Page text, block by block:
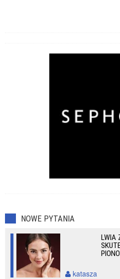
NOWE PYTANIA
LWIA
katasza